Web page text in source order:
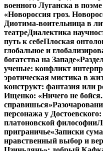
военного Луганска в
«Новороссия гроз.
Диотима-воительница в
театреДиалектика
путь к себеПлоская
глобальное и
богатства на Западе
ученые: конфликт
эротическая мистика в
конструкт: фантазия или
Ищенко: «Ничего не
справишься»
персонажа у
платоновской философии
приграничье«Записки
нравственный выбор и